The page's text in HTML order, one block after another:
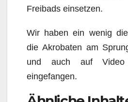
Freibads einsetzen.
Wir haben ein wenig
die Akrobaten am
und auch auf Video
eingefangen.